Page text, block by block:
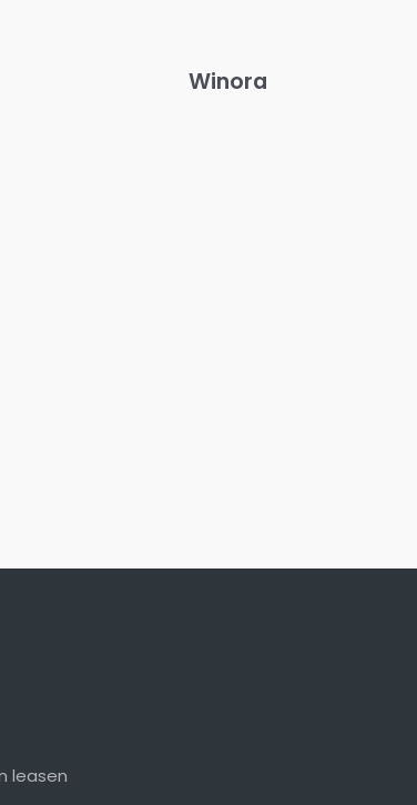
Winora
leasen